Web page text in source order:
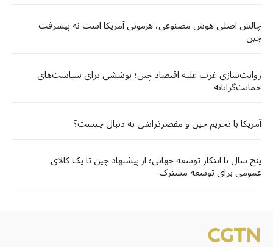
چالش اصلی هوش مصنوعی، هژمونی آمریکا است نه پیشرفت
چین
روایت‌سازی غرب علیه اقتصاد چین؛ پوششی برای سیاست‌های
حمایت‌گرایانه
آمریکا با تحریم چین و مقصرتراشی به دنبال چیست؟
پنج سال با ابتکار توسعه جهانی؛ از پیشنهاد چین تا یک کالای
عمومی برای توسعه مشترک